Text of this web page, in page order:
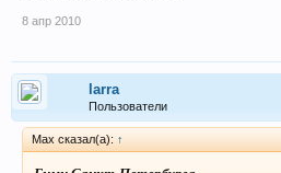
8 апр 2010
larra
Пользователи
Max сказал(а): ↑